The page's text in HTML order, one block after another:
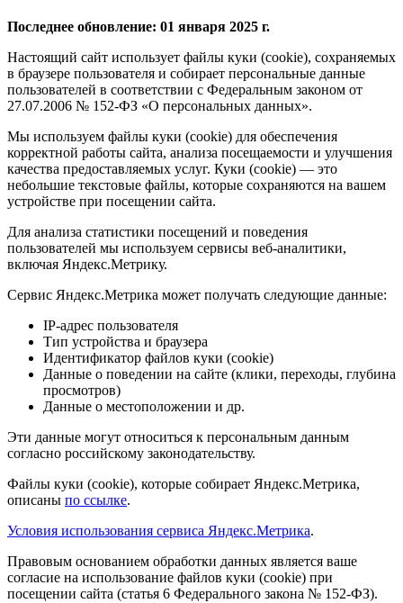
Последнее обновление: 01 января 2025 г.
Настоящий сайт использует файлы куки (cookie), сохраняемых
в браузере пользователя и собирает персональные данные
пользователей в соответствии с Федеральным законом от
27.07.2006 № 152-ФЗ «О персональных данных».
Мы используем файлы куки (cookie) для обеспечения
корректной работы сайта, анализа посещаемости и улучшения
качества предоставляемых услуг. Куки (cookie) — это
небольшие текстовые файлы, которые сохраняются на вашем
устройстве при посещении сайта.
Для анализа статистики посещений и поведения
пользователей мы используем сервисы веб-аналитики,
включая Яндекс.Метрику.
Сервис Яндекс.Метрика может получать следующие данные:
IP-адрес пользователя
Тип устройства и браузера
Идентификатор файлов куки (cookie)
Данные о поведении на сайте (клики, переходы, глубина
просмотров)
Данные о местоположении и др.
Эти данные могут относиться к персональным данным
согласно российскому законодательству.
Файлы куки (cookie), которые собирает Яндекс.Метрика,
описаны по ссылке.
Условия использования сервиса Яндекс.Метрика.
Правовым основанием обработки данных является ваше
согласие на использование файлов куки (cookie) при
посещении сайта (статья 6 Федерального закона № 152-ФЗ).